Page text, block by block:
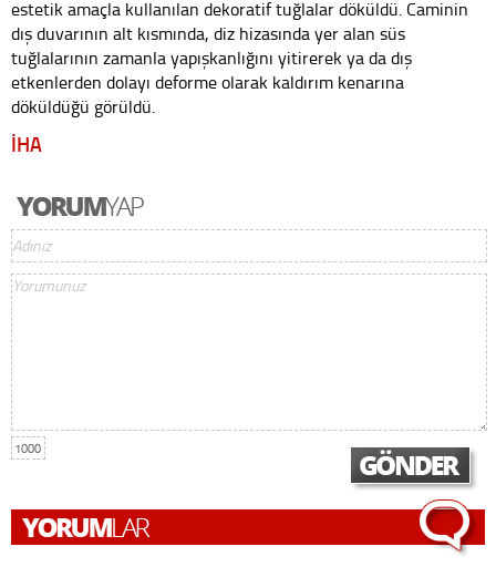
estetik amaçla kullanılan dekoratif tuğlalar döküldü. Caminin
dış duvarının alt kısmında, diz hizasında yer alan süs
tuğlalarının zamanla yapışkanlığını yitirerek ya da dış
etkenlerden dolayı deforme olarak kaldırım kenarına
döküldüğü görüldü.
İHA
1000